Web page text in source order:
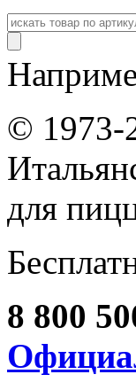
© 1973-
для
8 800